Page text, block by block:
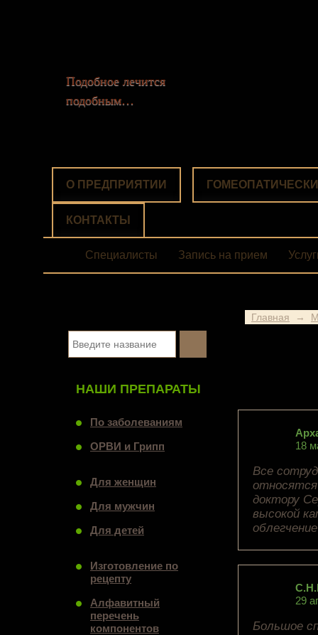
Подобное лечится
подобным…
О ПРЕДПРИЯТИИ
КОНТАКТЫ
Специалисты Запись на прием
Главная →
18
Все
доктору
высокой
29
Большое
НАШИ ПРЕПАРАТЫ
По заболеваниям
ОРВИ и Грипп
Для женщин
Для мужчин
Для детей
Изготовление по
рецепту
Алфавитный
перечень
компонентов